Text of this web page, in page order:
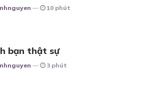
10 phút
bạn thật sự
3 phút